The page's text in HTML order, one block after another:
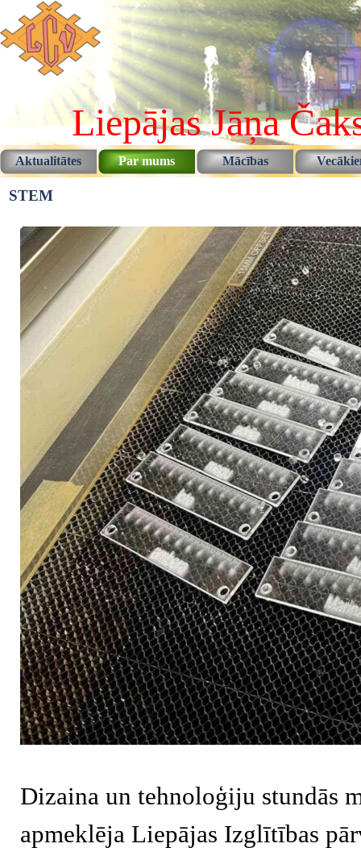
Pāriet uz saturu
Liepājas Jāņa
Aktualitātes Par mums ▼
Mācības ▼
STEM
Dizaina un tehnoloģiju stundās
apmeklēja Liepājas Izglītības